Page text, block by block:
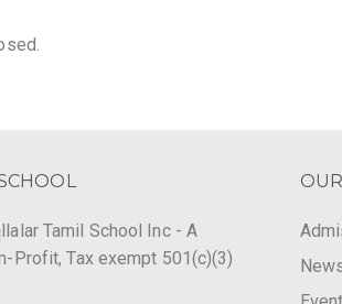
Tamil School Inc - A
Profit, Tax exempt 501(c)(3)